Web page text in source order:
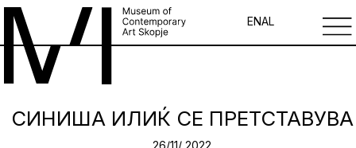
ENAL
СИНИША ИЛИЌ СЕ ПРЕТСТАВУВА